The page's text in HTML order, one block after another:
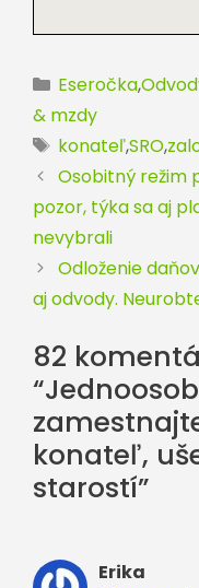
Kategórie
Eseročka,
& mzdy
Značky
konateľ,SRO,
Osobitný režim
pozor, týka sa aj
nevybrali
Odloženie
aj odvody.
82
konateľ,
starostí”
Erika